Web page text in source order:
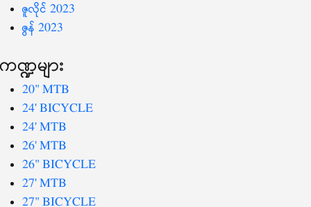
ဇူလိုင် 2023
ဇွန် 2023
ကဏ္ဍများ
20" MTB
24' BICYCLE
24' MTB
26' MTB
26" BICYCLE
27' MTB
27" BICYCLE